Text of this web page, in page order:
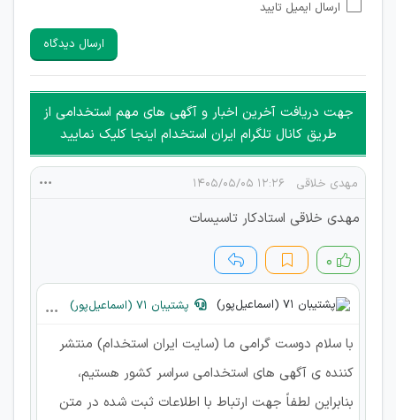
امکان تأیید نظرات کاربرانی که به هر طریقی قصد مأیوس کردن
هرگونه تحریک، تحقیر و کنایه به سایر افراد (مسئول و غیر مسئول)
غیر مجاز می باشد.
امکان هماهنگی برای هرگونه ملاقات حضوری چه به صورت دسته
جمعی و چه فردی توسط کاربران سایت وجود ندارد.
ارسال ایمیل تایید
ارسال دیدگاه
جهت دریافت آخرین اخبار و آگهی های مهم استخدامی از
طریق کانال تلگرام ایران استخدام اینجا کلیک نمایید
مهدی خلاقی ۱۲:۲۶ ۱۴۰۵/۰۵/۰۵
مهدی خلاقی استادکار تاسیسات
۰
پشتیبان 71 (اسماعیل‌پور)
با سلام دوست گرامی ما (سایت ایران استخدام) منتشر
کننده ی آگهی های استخدامی سراسر کشور هستیم،
بنابراین لطفاً جهت ارتباط با اطلاعات ثبت شده در متن